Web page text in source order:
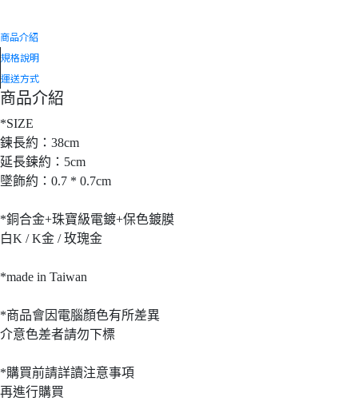
商品介紹
規格說明
運送方式
商品介紹
*SIZE
鍊長約：38cm
延長鍊約：5cm
墜飾約：0.7 * 0.7cm
*銅合金+珠寶級電鍍+保色鍍膜
白K / K金 / 玫瑰金
*made in Taiwan
*商品會因電腦顏色有所差異
介意色差者請勿下標
*購買前請詳讀注意事項
再進行購買